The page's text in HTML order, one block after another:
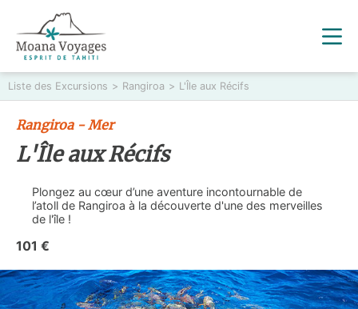
Liste des Excursions > Rangiroa > L'Île aux Récifs
Rangiroa - Mer
L'Île aux Récifs
Plongez au cœur d’une aventure incontournable de
l’atoll de Rangiroa à la découverte d'une des merveilles
de l'île !
101 €